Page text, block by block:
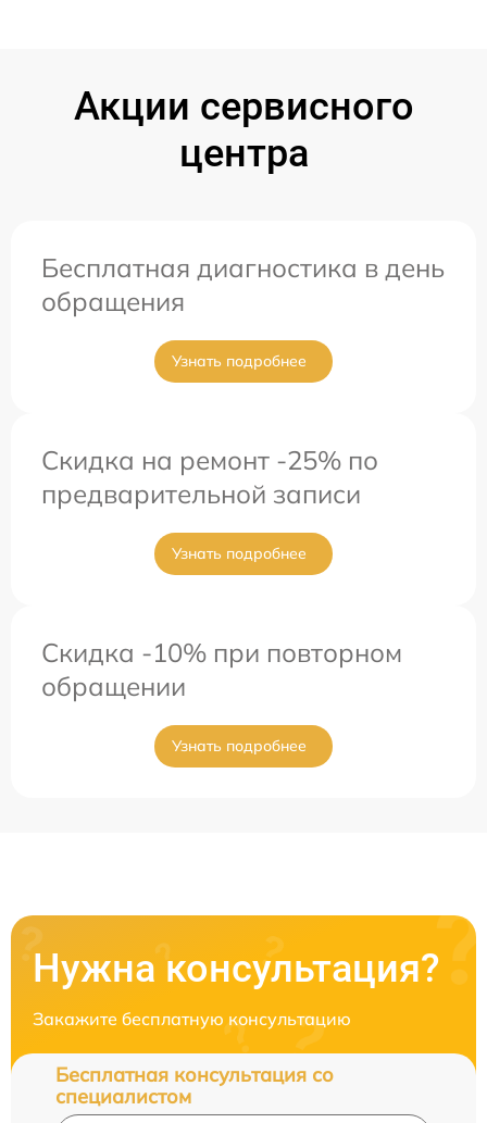
Акции сервисного
центра
Бесплатная диагностика в день
обращения
Узнать подробнее
Скидка на ремонт -25% по
предварительной записи
Узнать подробнее
Скидка -10% при повторном
обращении
Узнать подробнее
Нужна консультация?
Закажите бесплатную консультацию
Бесплатная консультация со
специалистом